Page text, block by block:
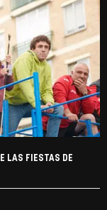
LAS FIESTAS DE